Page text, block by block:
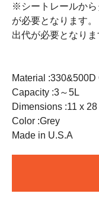
※シートレールから
が必要となります
出代が必要となりま
Material
Capacity :3～5L
Dimensions :11 x
Color :Grey
Made in U.S.A